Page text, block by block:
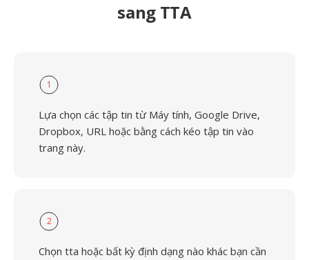
sang TTA
1
Lựa chọn các tập tin từ Máy tính, Google Drive,
Dropbox, URL hoặc bằng cách kéo tập tin vào
trang này.
2
Chọn tta hoặc bất kỳ định dạng nào khác bạn cần